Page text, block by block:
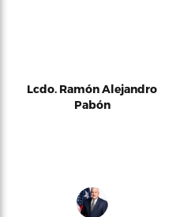
Lcdo. Ramón Alejandro
Pabón